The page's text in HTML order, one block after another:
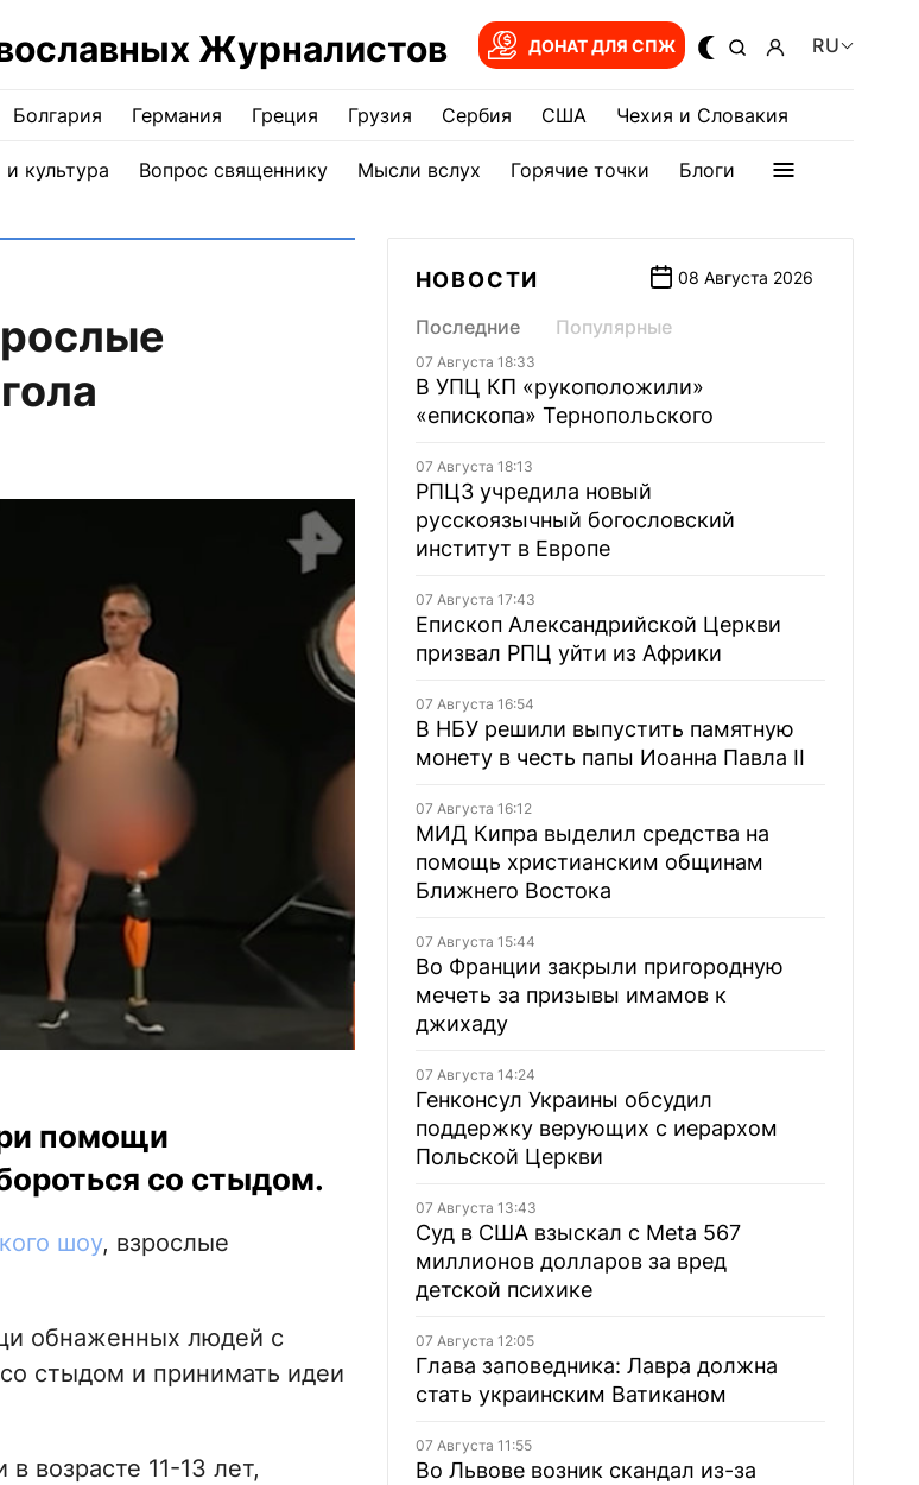
Журналистов ДОНАТ ДЛЯ СПЖ RU
Болгария Германия Греция Грузия Сербия США Чехия и Словакия
культура Вопрос священнику Мысли вслух Горячие точки Блоги
помощи
со стыдом.
шоу, взрослые
обнаженных людей с
стыдом и принимать идеи
возрасте 11-13 лет,
НОВОСТИ 08 Августа 2026
Последние Популярные
07 Августа 18:33
В УПЦ КП «рукоположили»
«епископа» Тернопольского
07 Августа 18:13
РПЦЗ учредила новый
русскоязычный богословский
институт в Европе
07 Августа 17:43
Епископ Александрийской Церкви
призвал РПЦ уйти из Африки
07 Августа 16:54
В НБУ решили выпустить памятную
монету в честь папы Иоанна Павла II
07 Августа 16:12
МИД Кипра выделил средства на
помощь христианским общинам
Ближнего Востока
07 Августа 15:44
Во Франции закрыли пригородную
мечеть за призывы имамов к
джихаду
07 Августа 14:24
Генконсул Украины обсудил
поддержку верующих с иерархом
Польской Церкви
07 Августа 13:43
Суд в США взыскал с Meta 567
миллионов долларов за вред
детской психике
07 Августа 12:05
Глава заповедника: Лавра должна
стать украинским Ватиканом
07 Августа 11:55
Во Львове возник скандал из-за